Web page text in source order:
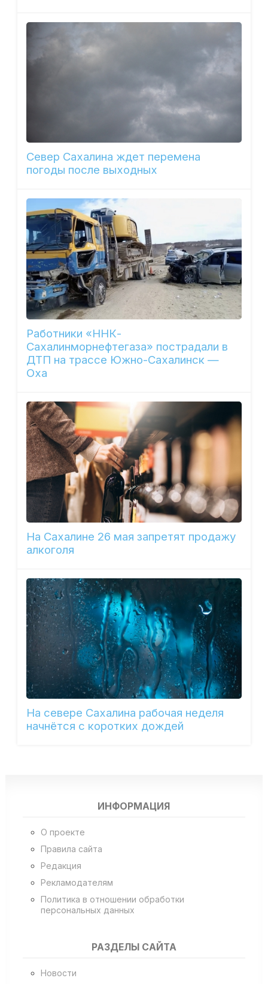
Север Сахалина ждет перемена
погоды после выходных
Работники «ННК-
Сахалинморнефтегаза» пострадали в
ДТП на трассе Южно-Сахалинск —
Оха
На Сахалине 26 мая запретят продажу
алкоголя
На севере Сахалина рабочая неделя
начнётся с коротких дождей
ИНФОРМАЦИЯ
О проекте
Правила сайта
Редакция
Рекламодателям
Политика в отношении обработки
персональных данных
РАЗДЕЛЫ САЙТА
Новости